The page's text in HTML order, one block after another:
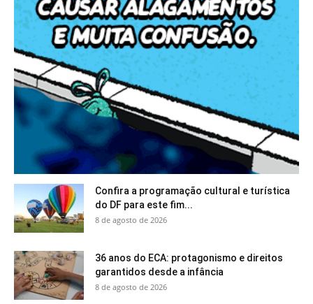
Confira a programação cultural e turística
do DF para este fim...
8 de agosto de 2026
36 anos do ECA: protagonismo e direitos
garantidos desde a infância
8 de agosto de 2026